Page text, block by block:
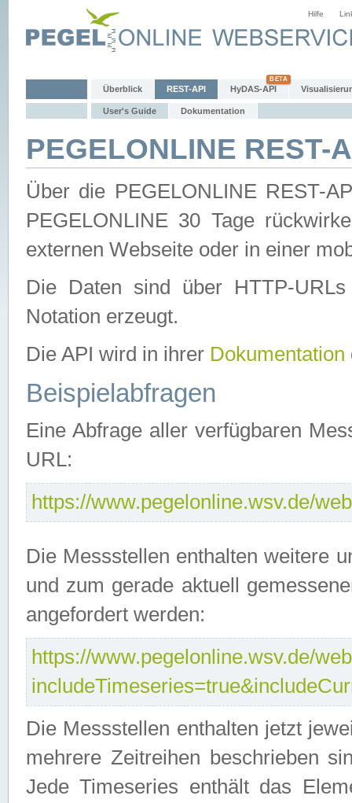
Hilfe
Überblick REST-API HyDAS-API
User's Guide Dokumentation
PEGELONLINE REST-
Über die PEGELONLINE REST-
PEGELONLINE 30 Tage
externen Webseite oder in einer
Die Daten sind über HTTP-
Notation erzeugt.
Die API wird in ihrer Dokumentation
Beispielabfragen
Eine Abfrage aller verfügbaren
URL:
https://www.pegelonline.wsv.de/
Die Messstellen enthalten weitere
und zum gerade aktuell
angefordert werden:
https://www.pegelonline.wsv.de/
Die Messstellen enthalten jetzt
mehrere Zeitreihen beschrieben
Jede Timeseries enthält das